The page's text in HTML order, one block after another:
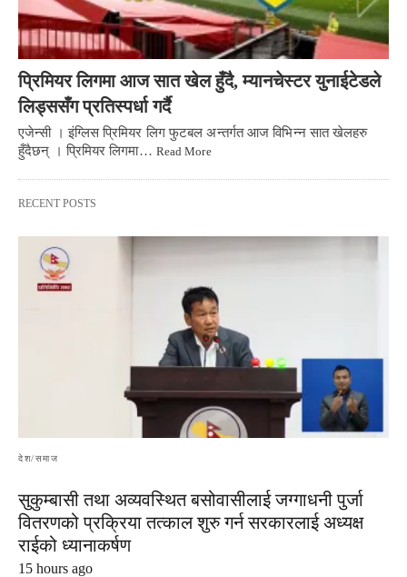
प्रिमियर लिगमा आज सात खेल हुँदै, म्यानचेस्टर युनाईटेडले
लिड्ससँग प्रतिस्पर्धा गर्दै
एजेन्सी । इंग्लिस प्रिमियर लिग फुटबल अन्तर्गत आज विभिन्न सात खेलहरु
हुँदैछन् । प्रिमियर लिगमा… Read More
RECENT POSTS
देश/समाज
सुकुम्बासी तथा अव्यवस्थित बसोवासीलाई जग्गाधनी पुर्जा
वितरणको प्रक्रिया तत्काल शुरु गर्न सरकारलाई अध्यक्ष
राईको ध्यानाकर्षण
15 hours ago